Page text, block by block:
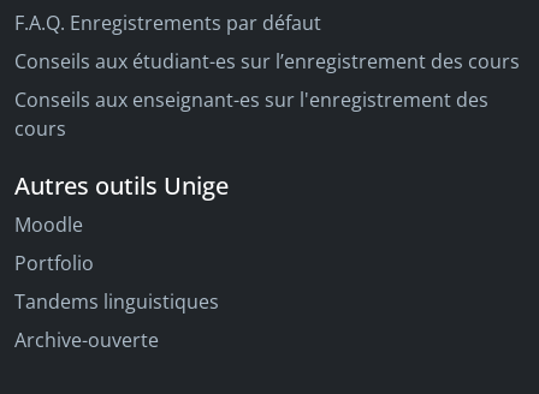
F.A.Q. Enregistrements par défaut
Conseils aux étudiant-es sur l’enregistrement des cours
Conseils aux enseignant-es sur l'enregistrement des
cours
Autres outils Unige
Moodle
Portfolio
Tandems linguistiques
Archive-ouverte